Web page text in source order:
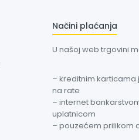
Načini plaćanja
U našoj web trgovini
– kreditnim karticama
na rate
– internet
uplatnicom
– pouzećem prilikom